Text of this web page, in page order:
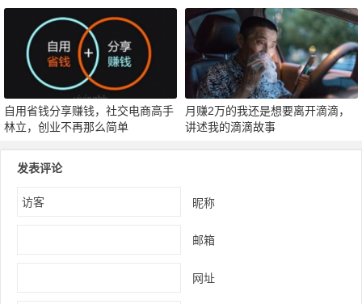
自用省钱分享赚钱，社交电商高手
林立，创业不再那么简单
月赚2万的我还是想要离开滴滴，
讲述我的滴滴故事
发表评论
昵称
邮箱
网址